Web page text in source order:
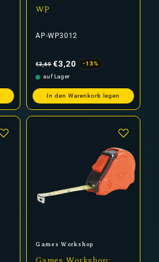
WP
AP-WP3012
Preis
€3,69 €3,20
-13%
auf Lager
In den Warenkorb legen
Anbieter:
Games Workshop